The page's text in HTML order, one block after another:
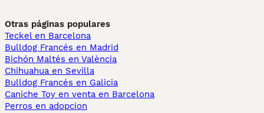
Otras páginas populares
Teckel en Barcelona
Bulldog Francés en Madrid
Bichón Maltés en València
Chihuahua en Sevilla
Bulldog Francés en Galicia
Caniche Toy en venta en Barcelona
Perros en adopcion